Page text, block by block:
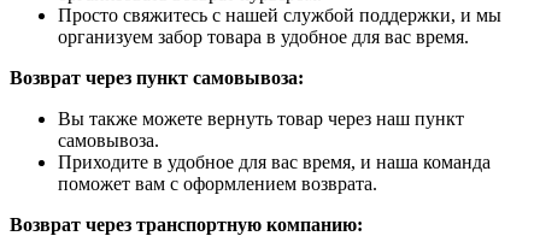
Просто свяжитесь с нашей службой поддержки, и мы
организуем забор товара в удобное для вас время.
Возврат через пункт самовывоза:
Вы также можете вернуть товар через наш пункт
самовывоза.
Приходите в удобное для вас время, и наша команда
поможет вам с оформлением возврата.
Возврат через транспортную компанию: